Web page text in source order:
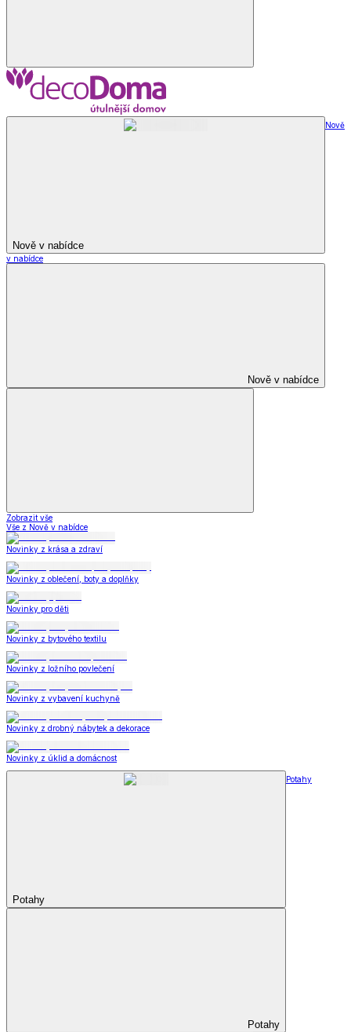
Nově v nabídce
Nově
v nabídce
Nově v nabídce
Zobrazit vše
Vše z Nově v nabídce
Novinky z krása a zdraví
Novinky z oblečení, boty a doplňky
Novinky pro děti
Novinky z bytového textilu
Novinky z ložního povlečení
Novinky z vybavení kuchyně
Novinky z drobný nábytek a dekorace
Novinky z úklid a domácnost
Potahy
Potahy
Potahy